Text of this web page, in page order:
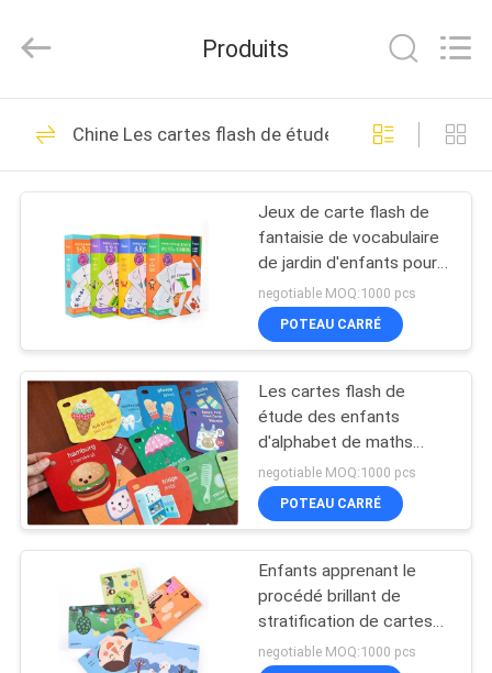
MAISON
PRODUITS
SUJET
NOUS
VISITE
D'USINE
CONTRÔLE
QUALITÉ
printing
co.,LTD.
Reserved.
Impression livre
pour enfants
21
Impression de livre
du conseil des
enfants
29
Impression de livre
Produits
Chine Les cartes flash de étude des enfants
Jeux de carte flash de
fantaisie de vocabulaire
de jardin d'enfants pour
des enfants en bas âge
d'élèves du cours
préparatoire
negotiable MOQ:1000 pcs
POTEAU CARRÉ
Les cartes flash de
étude des enfants
d'alphabet de maths
conçoivent librement la
couleur multi de
Resuable
negotiable MOQ:1000 pcs
POTEAU CARRÉ
Enfants apprenant le
procédé brillant de
stratification de cartes
flash de jardin d'enfants
negotiable MOQ:1000 pcs